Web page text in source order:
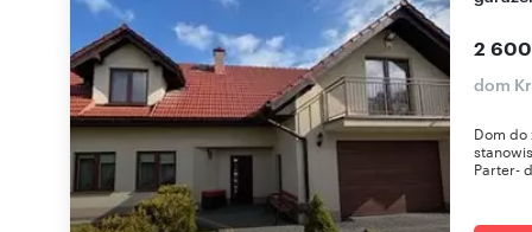
2
dom
Dom do
Parter-